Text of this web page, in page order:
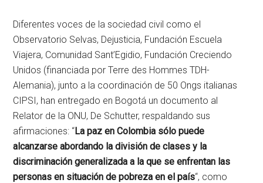
Diferentes voces de la sociedad civil como el
Observatorio Selvas, Dejusticia, Fundación Escuela
Viajera, Comunidad Sant’Egidio, Fundación Creciendo
Unidos (financiada por Terre des Hommes TDH-
Alemania), junto a la coordinación de 50 Ongs italianas
CIPSI, han entregado en Bogotá un documento al
Relator de la ONU, De Schutter, respaldando sus
afirmaciones: “La paz en Colombia sólo puede
alcanzarse abordando la división de clases y la
discriminación generalizada a la que se enfrentan las
personas en situación de pobreza en el país“, como